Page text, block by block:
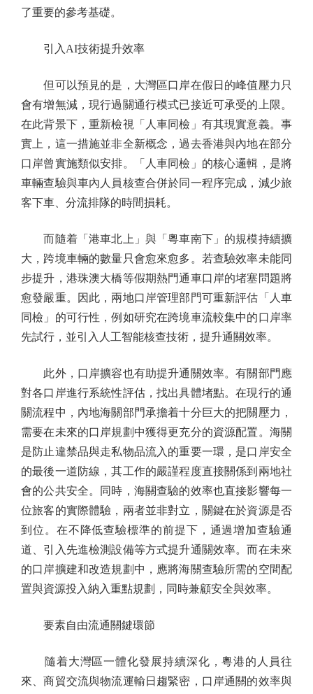
了重要的參考基礎。
引入AI技術提升效率
但可以預見的是，大灣區口岸在假日的峰值壓力只
會有增無減，現行過關通行模式已接近可承受的上限。
在此背景下，重新檢視「人車同檢」有其現實意義。事
實上，這一措施並非全新概念，過去香港與內地在部分
口岸曾實施類似安排。「人車同檢」的核心邏輯，是將
車輛查驗與車內人員核查合併於同一程序完成，減少旅
客下車、分流排隊的時間損耗。
而隨着「港車北上」與「粵車南下」的規模持續擴
大，跨境車輛的數量只會愈來愈多。若查驗效率未能同
步提升，港珠澳大橋等假期熱門通車口岸的堵塞問題將
愈發嚴重。因此，兩地口岸管理部門可重新評估「人車
同檢」的可行性，例如研究在跨境車流較集中的口岸率
先試行，並引入人工智能核查技術，提升通關效率。
此外，口岸擴容也有助提升通關效率。有關部門應
對各口岸進行系統性評估，找出具體堵點。在現行的通
關流程中，內地海關部門承擔着十分巨大的把關壓力，
需要在未來的口岸規劃中獲得更充分的資源配置。海關
是防止違禁品與走私物品流入的重要一環，是口岸安全
的最後一道防線，其工作的嚴謹程度直接關係到兩地社
會的公共安全。同時，海關查驗的效率也直接影響每一
位旅客的實際體驗，兩者並非對立，關鍵在於資源是否
到位。在不降低查驗標準的前提下，通過增加查驗通
道、引入先進檢測設備等方式提升通關效率。而在未來
的口岸擴建和改造規劃中，應將海關查驗所需的空間配
置與資源投入納入重點規劃，同時兼顧安全與效率。
要素自由流通關鍵環節
隨着大灣區一體化發展持續深化，粵港的人員往
來、商貿交流與物流運輸日趨緊密，口岸通關的效率與